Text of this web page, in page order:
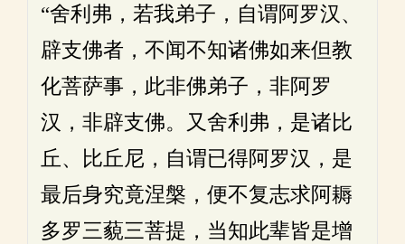
“舍利弗，若我弟子，自谓阿罗汉、
辟支佛者，不闻不知诸佛如来但教
化菩萨事，此非佛弟子，非阿罗
汉，非辟支佛。又舍利弗，是诸比
丘、比丘尼，自谓已得阿罗汉，是
最后身究竟涅槃，便不复志求阿耨
多罗三藐三菩提，当知此辈皆是增